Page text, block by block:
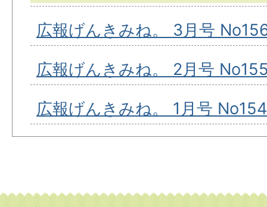
広報げんきみね。 3月号
広報げんきみね。 2月号
広報げんきみね。 1月号 No154